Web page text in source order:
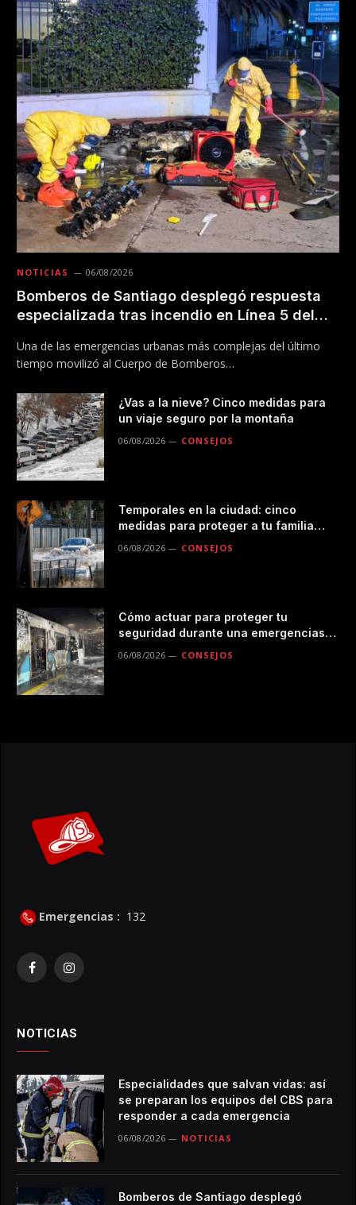
NOTICIAS 06/08/2026
Bomberos de Santiago desplegó respuesta
especializada tras incendio en Línea 5 del
Una de las emergencias urbanas más complejas del último
tiempo movilizó al Cuerpo de Bomberos…
¿Vas a la nieve? Cinco medidas para
un viaje seguro por la montaña
06/08/2026 CONSEJOS
Temporales en la ciudad: cinco
medidas para proteger a tu familia
durante las lluvias
06/08/2026 CONSEJOS
Cómo actuar para proteger tu
seguridad durante una emergencias
en el transporte público
06/08/2026 CONSEJOS
Emergencias : 132
FacebookInstagram
NOTICIAS
Especialidades que salvan vidas: así
se preparan los equipos del CBS para
responder a cada emergencia
06/08/2026 NOTICIAS
Bomberos de Santiago desplegó